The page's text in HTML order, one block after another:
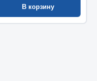
В корзину